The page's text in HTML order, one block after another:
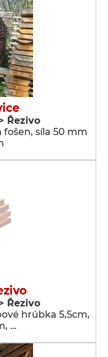
Řezivo
síla 50 mm
Řezivo
hrúbka 5,5cm,
…